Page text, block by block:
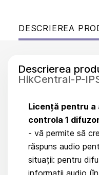
DESCRIEREA
Descrierea
HikCentral-P-
Licență pentru a
controla 1
- vă permite să
răspuns audio
situații: pentru
informații audio